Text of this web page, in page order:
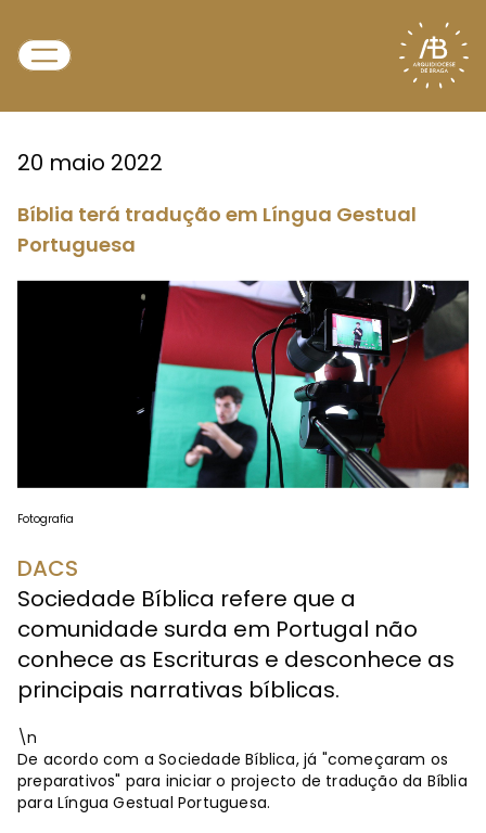
20 maio 2022
Bíblia terá tradução em Língua Gestual
Portuguesa
Fotografia
DACS
Sociedade Bíblica refere que a
comunidade surda em Portugal não
conhece as Escrituras e desconhece as
principais narrativas bíblicas.
\n
De acordo com a Sociedade Bíblica, já "começaram os
preparativos" para iniciar o projecto de tradução da Bíblia
para Língua Gestual Portuguesa.